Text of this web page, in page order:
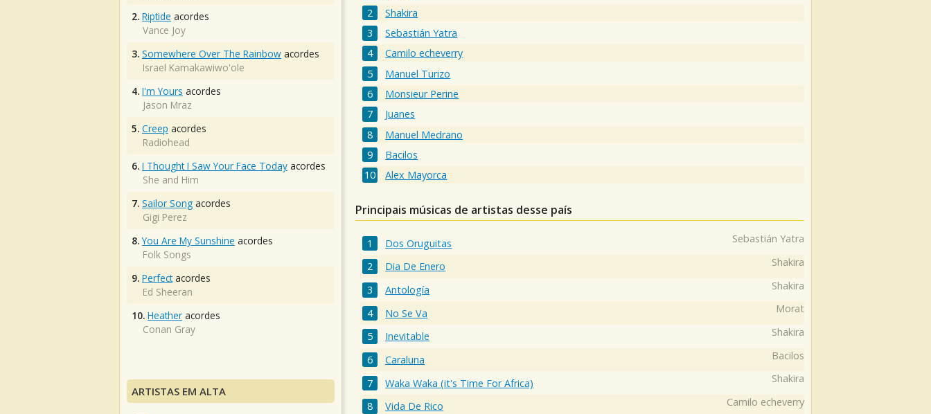
Shakira
Sebastián Yatra
Camilo echeverry
Manuel Turizo
Monsieur Perine
Juanes
Manuel Medrano
Bacilos
Alex Mayorca
Principais músicas de artistas desse país
Dos Oruguitas Sebastián Yatra
Dia De Enero Shakira
Antología Shakira
No Se Va Morat
Inevitable Shakira
Caraluna Bacilos
Waka Waka (it's Time For Africa) Shakira
Vida De Rico Camilo echeverry
2. Riptide acordes
Vance Joy
3. Somewhere Over The Rainbow acordes
Israel Kamakawiwo'ole
4. I'm Yours acordes
Jason Mraz
5. Creep acordes
Radiohead
6. I Thought I Saw Your Face Today acordes
She and Him
7. Sailor Song acordes
Gigi Perez
8. You Are My Sunshine acordes
Folk Songs
9. Perfectacordes
Ed Sheeran
10. Heather acordes
Conan Gray
ARTISTAS EM ALTA